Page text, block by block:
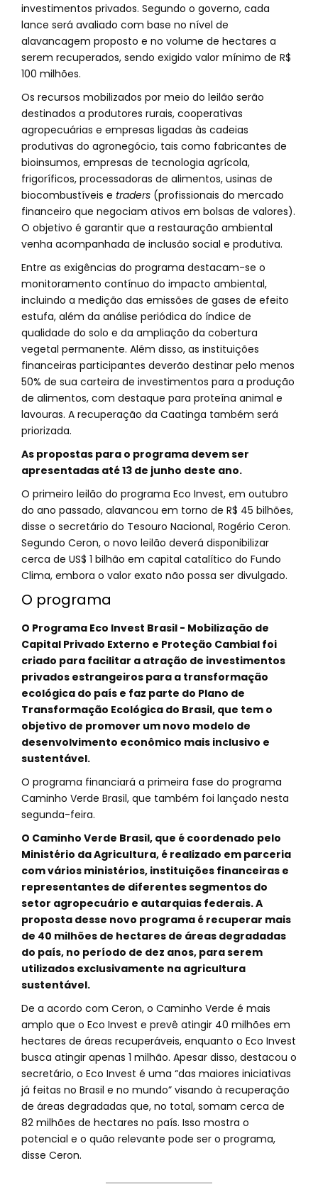
investimentos privados. Segundo o governo, cada
lance será avaliado com base no nível de
alavancagem proposto e no volume de hectares a
serem recuperados, sendo exigido valor mínimo de R$
100 milhões.
Os recursos mobilizados por meio do leilão serão
destinados a produtores rurais, cooperativas
agropecuárias e empresas ligadas às cadeias
produtivas do agronegócio, tais como fabricantes de
bioinsumos, empresas de tecnologia agrícola,
frigoríficos, processadoras de alimentos, usinas de
biocombustíveis e traders (profissionais do mercado
financeiro que negociam ativos em bolsas de valores).
O objetivo é garantir que a restauração ambiental
venha acompanhada de inclusão social e produtiva.
Entre as exigências do programa destacam-se o
monitoramento contínuo do impacto ambiental,
incluindo a medição das emissões de gases de efeito
estufa, além da análise periódica do índice de
qualidade do solo e da ampliação da cobertura
vegetal permanente. Além disso, as instituições
financeiras participantes deverão destinar pelo menos
50% de sua carteira de investimentos para a produção
de alimentos, com destaque para proteína animal e
lavouras. A recuperação da Caatinga também será
priorizada.
As propostas para o programa devem ser
apresentadas até 13 de junho deste ano.
O primeiro leilão do programa Eco Invest, em outubro
do ano passado, alavancou em torno de R$ 45 bilhões,
disse o secretário do Tesouro Nacional, Rogério Ceron.
Segundo Ceron, o novo leilão deverá disponibilizar
cerca de US$ 1 bilhão em capital catalítico do Fundo
Clima, embora o valor exato não possa ser divulgado.
O programa
O Programa Eco Invest Brasil - Mobilização de
Capital Privado Externo e Proteção Cambial foi
criado para facilitar a atração de investimentos
privados estrangeiros para a transformação
ecológica do país e faz parte do Plano de
Transformação Ecológica do Brasil, que tem o
objetivo de promover um novo modelo de
desenvolvimento econômico mais inclusivo e
sustentável.
O programa financiará a primeira fase do programa
Caminho Verde Brasil, que também foi lançado nesta
segunda-feira.
O Caminho Verde Brasil, que é coordenado pelo
Ministério da Agricultura, é realizado em parceria
com vários ministérios, instituições financeiras e
representantes de diferentes segmentos do
setor agropecuário e autarquias federais. A
proposta desse novo programa é recuperar mais
de 40 milhões de hectares de áreas degradadas
do país, no período de dez anos, para serem
utilizados exclusivamente na agricultura
sustentável.
De a acordo com Ceron, o Caminho Verde é mais
amplo que o Eco Invest e prevê atingir 40 milhões em
hectares de áreas recuperáveis, enquanto o Eco Invest
busca atingir apenas 1 milhão. Apesar disso, destacou o
secretário, o Eco Invest é uma “das maiores iniciativas
já feitas no Brasil e no mundo” visando à recuperação
de áreas degradadas que, no total, somam cerca de
82 milhões de hectares no país. Isso mostra o
potencial e o quão relevante pode ser o programa,
disse Ceron.